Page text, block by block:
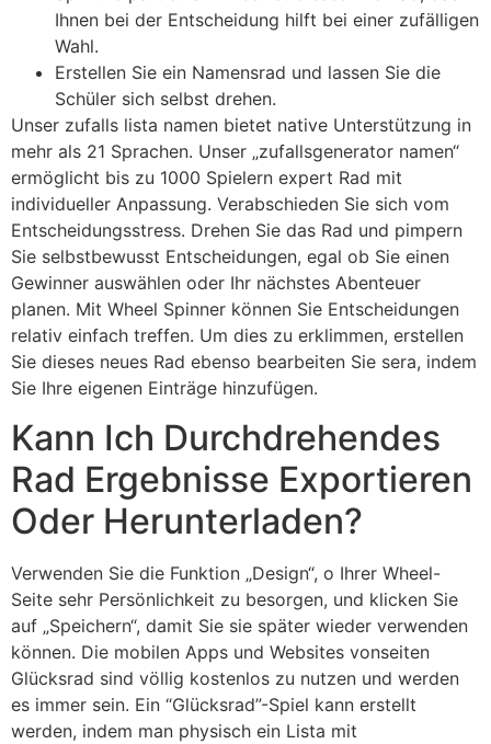
Ihnen bei der Entscheidung hilft bei einer zufälligen
Wahl.
Erstellen Sie ein Namensrad und lassen Sie die
Schüler sich selbst drehen.
Unser zufalls lista namen bietet native Unterstützung in
mehr als 21 Sprachen. Unser „zufallsgenerator namen“
ermöglicht bis zu 1000 Spielern expert Rad mit
individueller Anpassung. Verabschieden Sie sich vom
Entscheidungsstress. Drehen Sie das Rad und pimpern
Sie selbstbewusst Entscheidungen, egal ob Sie einen
Gewinner auswählen oder Ihr nächstes Abenteuer
planen. Mit Wheel Spinner können Sie Entscheidungen
relativ einfach treffen. Um dies zu erklimmen, erstellen
Sie dieses neues Rad ebenso bearbeiten Sie sera, indem
Sie Ihre eigenen Einträge hinzufügen.
Kann Ich Durchdrehendes
Rad Ergebnisse Exportieren
Oder Herunterladen?
Verwenden Sie die Funktion „Design“, o Ihrer Wheel-
Seite sehr Persönlichkeit zu besorgen, und klicken Sie
auf „Speichern“, damit Sie sie später wieder verwenden
können. Die mobilen Apps und Websites vonseiten
Glücksrad sind völlig kostenlos zu nutzen und werden
es immer sein. Ein “Glücksrad”-Spiel kann erstellt
werden, indem man physisch ein Lista mit